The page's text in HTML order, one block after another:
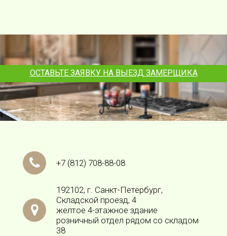
ОСТАВЬТЕ ЗАЯВКУ НА ВЫЕЗД ЗАМЕРЩИКА
+7 (812) 708-88-08
192102, г. Санкт-Петербург,
Складской проезд, 4
желтое 4-этажное здание
розничный отдел рядом со складом
38